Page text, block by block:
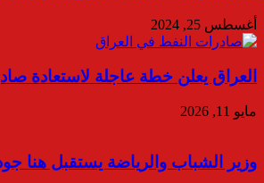
أغسطس 25, 2024
العراق يعلن خطة عاجلة لاستعادة
مايو 11, 2026
وزير الشباب والرياضة يستقبل هنا